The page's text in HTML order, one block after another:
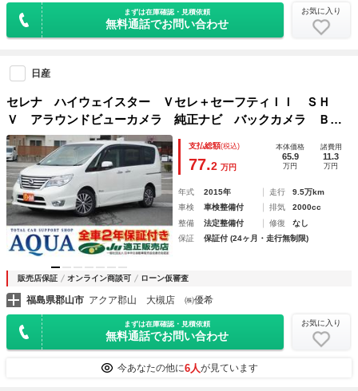
まずは在庫確認・見積依頼
無料通話でお問い合わせ
お気に入り
日産
セレナ ハイウェイスター Ｖセレ＋セーフティＩＩ ＳＨ
Ｖ アラウンドビューカメラ 純正ナビ バックカメラ Ｂｌ
ｕｅｔｏｏｔｔｈ フリップダウンモニター 両側電動スライ
ドドア プッシュスタート ３列シート クルーズコントロー
ル ２年保証付
支払総額(税込)
77.2 万円
本体価格
65.9
万円
諸費用
11.3
万円
年式 2015年 走行
9.5万km
車検
車検整備付 排気
2000cc
整備
法定整備付 修復
なし
保証
保証付 (24ヶ月・走行無制限)
販売店保証 オンライン商談可 ローン仮審査
福島県郡山市 アクア郡山 大槻店 ㈱優希
まずは在庫確認・見積依頼
無料通話でお問い合わせ
お気に入り
今あなたの他に6人が見ています